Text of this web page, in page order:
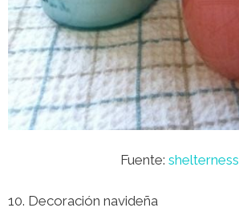
Fuente: shelterness
10. Decoración navideña